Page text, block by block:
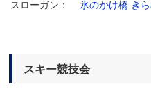
スローガン：
氷のかけ橋 き
スキー競技会